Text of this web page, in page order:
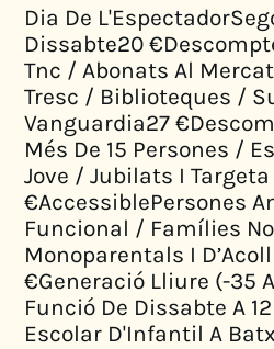
Dia De
Dissabte20
Tnc / Abonats Al
Tresc / Biblioteques /
Vanguardia27
Més De 15 Persones /
Jove / Jubilats I Targeta
€AccessiblePersones
Funcional / Famílies
Monoparentals I
€Generació Lliure (-35
Funció De Dissabte A
Escolar D'Infantil A